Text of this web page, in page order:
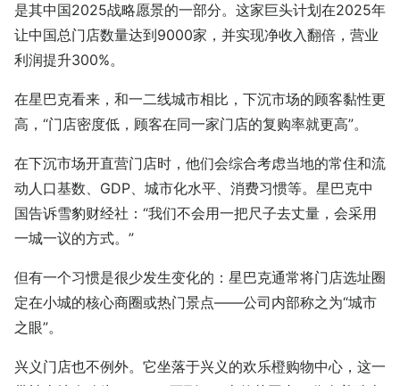
是其中国2025战略愿景的一部分。这家巨头计划在2025年
让中国总门店数量达到9000家，并实现净收入翻倍，营业
利润提升300%。
在星巴克看来，和一二线城市相比，下沉市场的顾客黏性更
高，“门店密度低，顾客在同一家门店的复购率就更高”。
在下沉市场开直营门店时，他们会综合考虑当地的常住和流
动人口基数、GDP、城市化水平、消费习惯等。星巴克中
国告诉雪豹财经社：“我们不会用一把尺子去丈量，会采用
一城一议的方式。”
但有一个习惯是很少发生变化的：星巴克通常将门店选址圈
定在小城的核心商圈或热门景点——公司内部称之为“城市
之眼”。
兴义门店也不例外。它坐落于兴义的欢乐橙购物中心，这一